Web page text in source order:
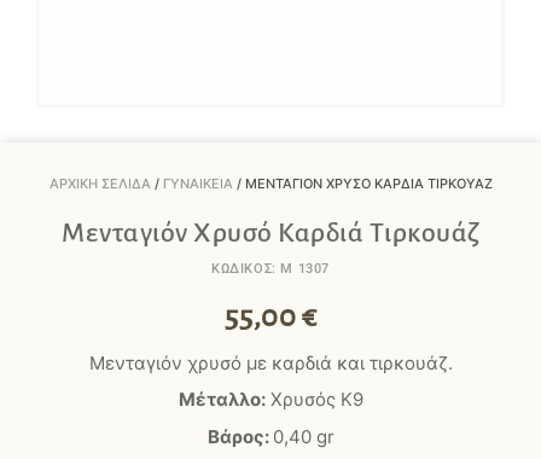
ΑΡΧΙΚΉ ΣΕΛΊΔΑ / ΓΥΝΑΙΚΕΊΑ / ΜΕΝΤΑΓΙΌΝ ΧΡΥΣΌ ΚΑΡΔΙΆ ΤΙΡΚΟΥΆΖ
Μενταγιόν Χρυσό Καρδιά Τιρκουάζ
ΚΩΔΙΚΟΣ: M 1307
55,00€
Μενταγιόν χρυσό με καρδιά και τιρκουάζ.
Μέταλλο:Χρυσός Κ9
Βάρος: 0,40 gr